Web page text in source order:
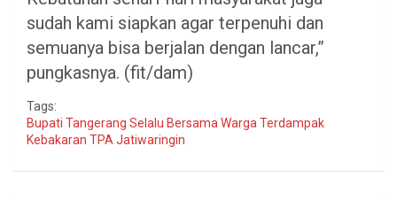
sudah kami siapkan agar terpenuhi dan
semuanya bisa berjalan dengan lancar,”
pungkasnya. (fit/dam)
Tags:
Bupati Tangerang Selalu Bersama Warga Terdampak
Kebakaran TPA Jatiwaringin